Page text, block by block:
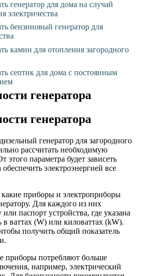
генератор для дома на случай
электричества
бензиновый генератор для
камин для отопления загородного
септик для дома с постоянным
генератора
генератора
генератор для загородного
рассчитать необходимую
этого параметра будет зависеть
обеспечить электроэнергией все
какие приборы и электроприборы
Для каждого из них
паспорт устройства, где указана
ваттах (W) или киловаттах (kW).
получить общий показатель
приборы потребляют больше
например, электрический